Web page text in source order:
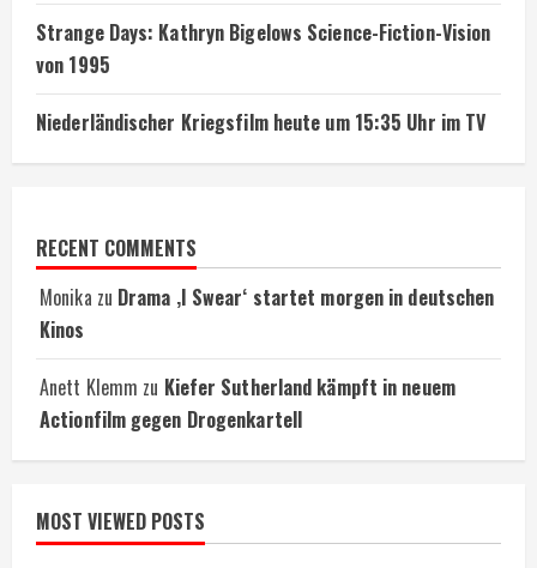
Strange Days: Kathryn Bigelows Science-Fiction-Vision
von 1995
Niederländischer Kriegsfilm heute um 15:35 Uhr im TV
RECENT COMMENTS
Monika zu Drama ‚I Swear‘ startet morgen in deutschen
Kinos
Anett Klemm zu Kiefer Sutherland kämpft in neuem
Actionfilm gegen Drogenkartell
MOST VIEWED POSTS